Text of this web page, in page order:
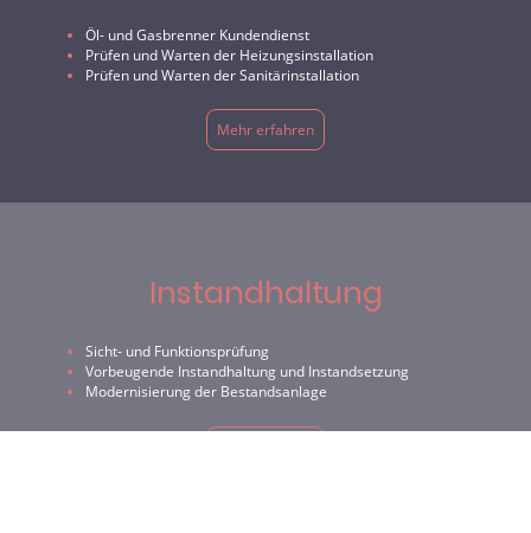
Öl- und Gasbrenner Kundendienst
Prüfen und Warten der Heizungsinstallation
Prüfen und Warten der Sanitärinstallation
Mehr erfahren
Instandhaltung
Sicht- und Funktionsprüfung
Vorbeugende Instandhaltung und Instandsetzung
Modernisierung der Bestandsanlage